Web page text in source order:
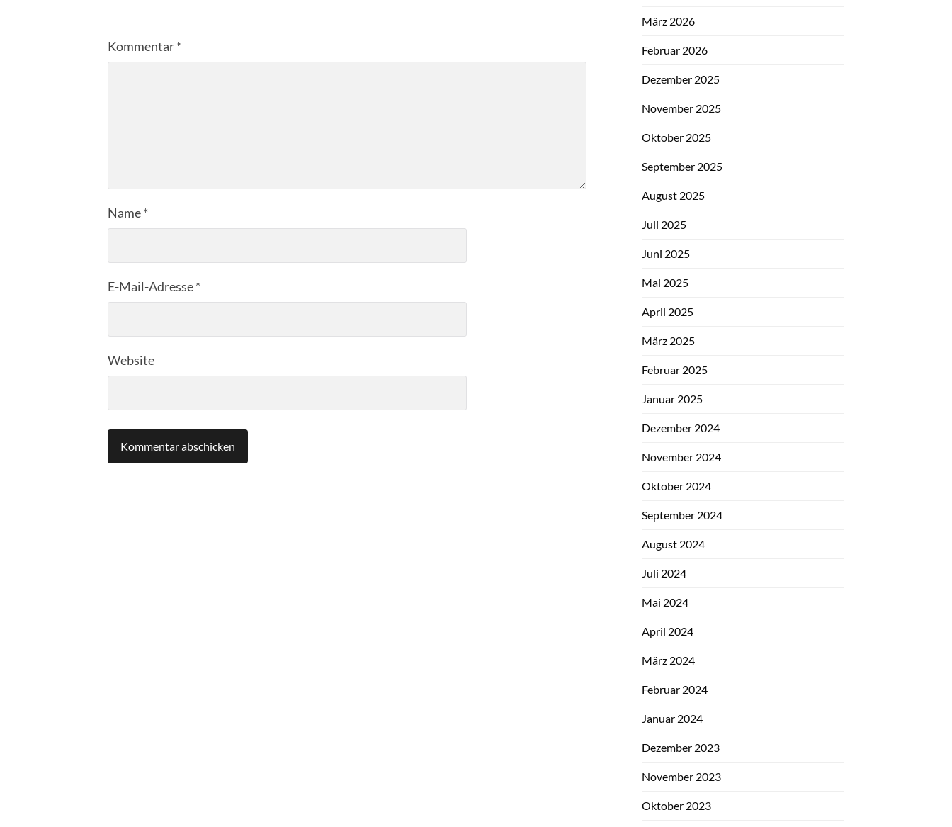
Kommentar*
Name*
E-Mail-Adresse*
Website
März 2026
Februar 2026
Dezember 2025
November 2025
Oktober 2025
September 2025
August 2025
Juli 2025
Juni 2025
Mai 2025
April 2025
März 2025
Februar 2025
Januar 2025
Dezember 2024
November 2024
Oktober 2024
September 2024
August 2024
Juli 2024
Mai 2024
April 2024
März 2024
Februar 2024
Januar 2024
Dezember 2023
November 2023
Oktober 2023